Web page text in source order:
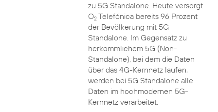
zu 5G Standalone. Heute versorgt
O2Telefónica bereits 96 Prozent
der Bevölkerung mit 5G
Standalone. Im Gegensatz zu
herkömmlichem 5G (Non-
Standalone), bei dem die Daten
über das 4G-Kernnetz laufen,
werden bei 5G Standalone alle
Daten im hochmodernen 5G-
Kernnetz verarbeitet.